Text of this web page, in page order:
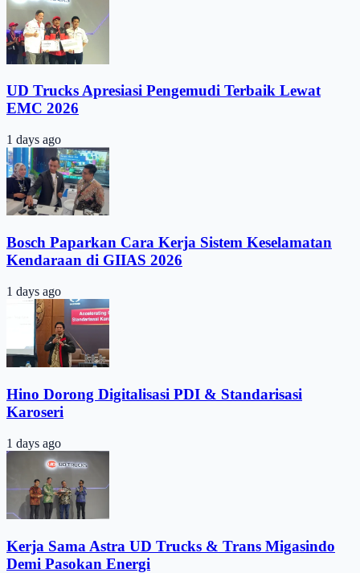
UD Trucks Apresiasi Pengemudi Terbaik Lewat
EMC 2026
1 days ago
Bosch Paparkan Cara Kerja Sistem Keselamatan
Kendaraan di GIIAS 2026
1 days ago
Hino Dorong Digitalisasi PDI & Standarisasi
Karoseri
1 days ago
Kerja Sama Astra UD Trucks & Trans Migasindo
Demi Pasokan Energi